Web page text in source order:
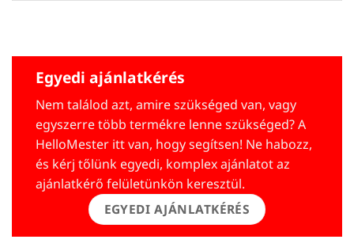
Egyedi ajánlatkérés
Nem találod azt, amire szükséged van, vagy
egyszerre több termékre lenne szükséged? A
HelloMester itt van, hogy segítsen! Ne habozz,
és kérj tőlünk egyedi, komplex ajánlatot az
ajánlatkérő felületünkön keresztül.
EGYEDI AJÁNLATKÉRÉS